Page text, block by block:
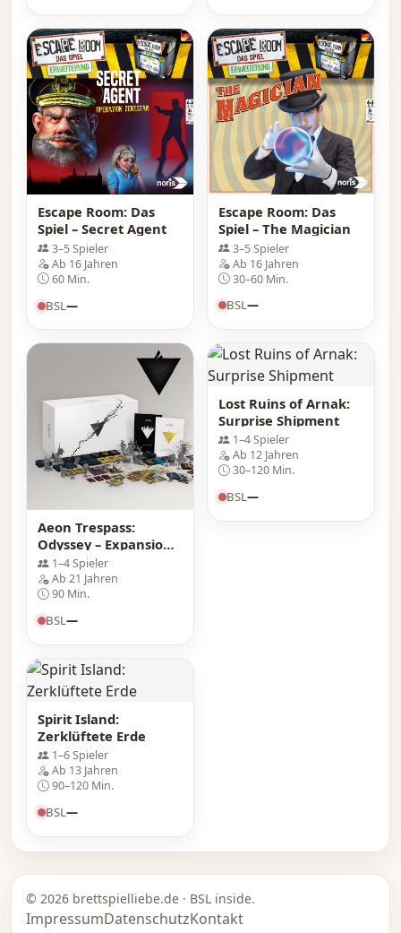
Escape Room: Das
Spiel – Secret Agent
3–5 Spieler
Ab 16 Jahren
60 Min.
BSL—
Escape Room: Das
Spiel – The Magician
3–5 Spieler
Ab 16 Jahren
30–60 Min.
BSL—
Aeon Trespass:
Odyssey – Expansions
Box1–4 Spieler
Ab 21 Jahren
90 Min.
BSL—
Lost Ruins of Arnak:
Surprise Shipment
1–4 Spieler
Ab 12 Jahren
30–120 Min.
BSL—
Spirit Island:
Zerklüftete Erde
1–6 Spieler
Ab 13 Jahren
90–120 Min.
BSL—
© 2026 brettspielliebe.de · BSL inside.
ImpressumDatenschutzKontakt